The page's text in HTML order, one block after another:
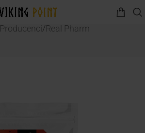
Producenci /Real Pharm